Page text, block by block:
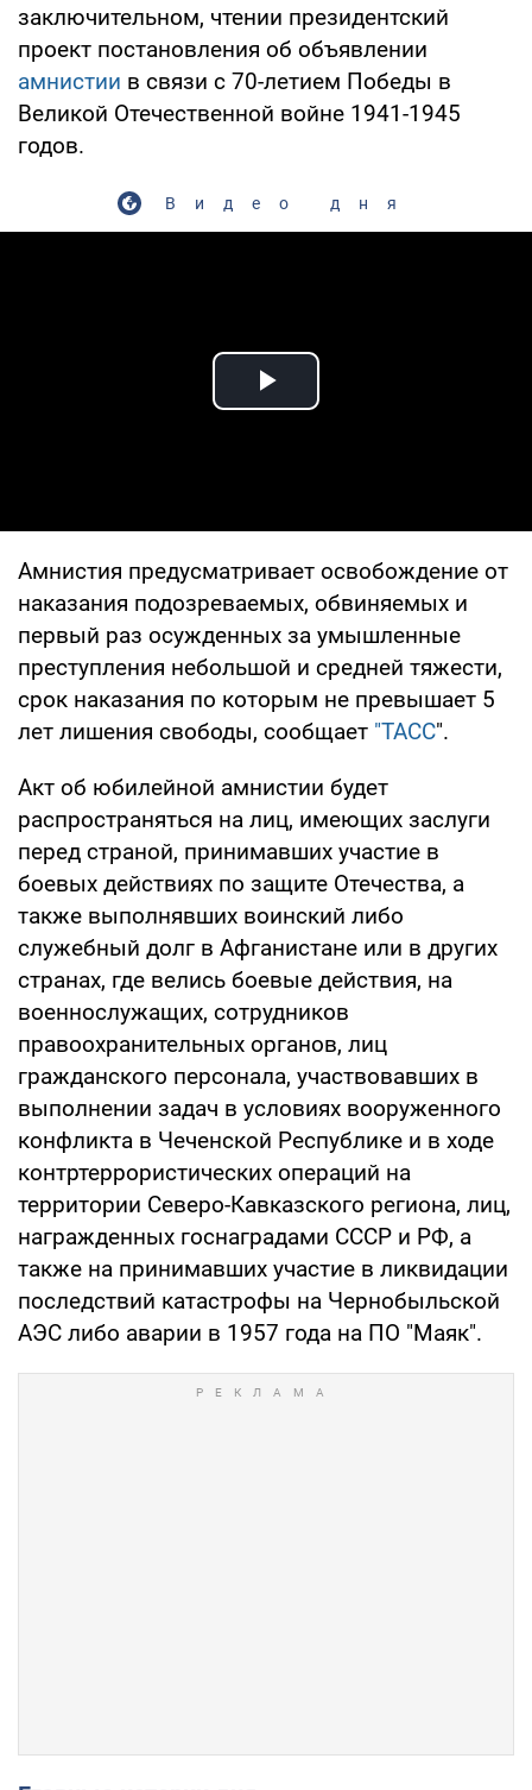
заключительном, чтении президентский
проект постановления об объявлении
амнистии в связи с 70-летием Победы в
Великой Отечественной войне 1941-1945
годов.
Видео дня
Play Video
Амнистия предусматривает освобождение от
наказания подозреваемых, обвиняемых и
первый раз осужденных за умышленные
преступления небольшой и средней тяжести,
срок наказания по которым не превышает 5
лет лишения свободы, сообщает "ТАСС".
Акт об юбилейной амнистии будет
распространяться на лиц, имеющих заслуги
перед страной, принимавших участие в
боевых действиях по защите Отечества, а
также выполнявших воинский либо
служебный долг в Афганистане или в других
странах, где велись боевые действия, на
военнослужащих, сотрудников
правоохранительных органов, лиц
гражданского персонала, участвовавших в
выполнении задач в условиях вооруженного
конфликта в Чеченской Республике и в ходе
контртеррористических операций на
территории Северо-Кавказского региона, лиц,
награжденных госнаградами СССР и РФ, а
также на принимавших участие в ликвидации
последствий катастрофы на Чернобыльской
АЭС либо аварии в 1957 года на ПО "Маяк".